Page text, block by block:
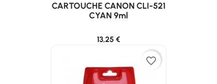
CARTOUCHE CANON CLI-521
CYAN 9ml
13,25 €
favorite_border